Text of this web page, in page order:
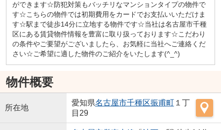
ができます☆防犯対策もバッチリなマンションタイプの物件で
す☆こちらの物件では初期費用をカードでお支払いいただけま
す☆駅まで徒歩14分に立地する物件です☆当社は名古屋市千種
区にある賃貸物件情報を豊富に取り扱っております☆こだわり
の条件やご要望がございましたら、お気軽に当社へご連絡くだ
さい☆ご希望に適した物件のご紹介をいたします(^_^)
物件概要
所在地
愛知県名古屋市千種区振甫町１丁
目29